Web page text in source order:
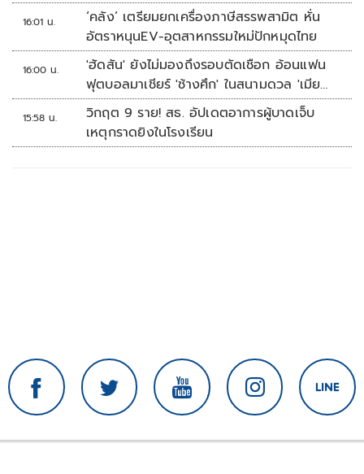
16:01 น.
‘คลัง’ เตรียมยกเครื่องภาษีสรรพสามิต หั่น
อัตราหนุนEV-อุตสาหกรรมใหม่ปักหมุดไทย
16:00 น.
'ฮัดสัน' ยังไม่มองถึงรอบตัดเชือก อ้อนแฟน
ฟุตบอลมาเชียร์ 'ช้างศึก' ในสนามดวล 'เมีย
นมา'
15:58 น.
วิกฤต 9 ราย! สธ. อัปเดตอาการผู้บาดเจ็บ
เหตุกราดยิงในโรงเรียน